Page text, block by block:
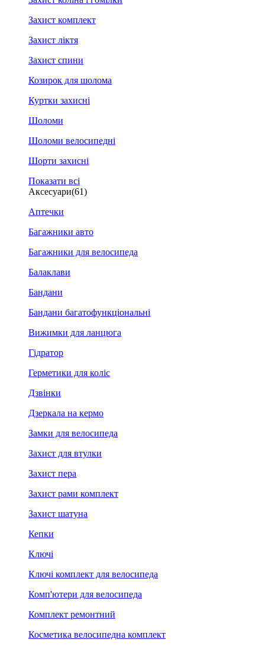
Захист комплект
Захист ліктя
Захист спини
Козирок для шолома
Куртки захисні
Шоломи
Шоломи велосипедні
Шорти захисні
Показати всі
Аксесуари(61)
Аптечки
Багажники авто
Багажники для велосипеда
Балаклави
Бандани
Бандани багатофункціональні
Вижимки для ланцюга
Гідратор
Герметики для коліс
Дзвінки
Дзеркала на кермо
Замки для велосипеда
Захист для втулки
Захист пера
Захист рами комплект
Захист шатуна
Кепки
Ключі
Ключі комплект для велосипеда
Комп'ютери для велосипеда
Комплект ремонтний
Косметика велосипедна комплект